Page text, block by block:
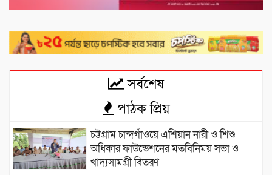
সর্বশেষ
পাঠক প্রিয়
চট্টগ্রাম চান্দগাঁওয়ে এশিয়ান নারী ও শিশু
অধিকার ফাউন্ডেশনের মতবিনিময় সভা ও
খাদ্যসামগ্রী বিতরণ